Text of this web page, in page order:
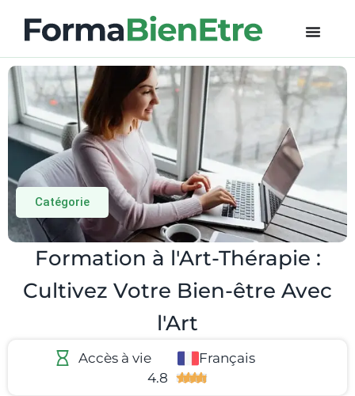
Catégorie
Formation à l'Art-Thérapie :
Cultivez Votre Bien-être Avec
l'Art
Accès à vie​
Français
4.8
